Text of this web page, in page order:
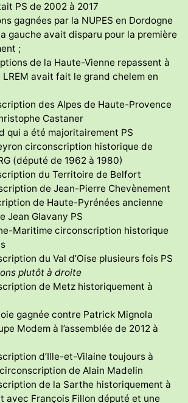
PS de 2002 à 2017
gagnées par la NUPES en Dordogne
gauche avait disparu pour la première
;
de la Haute-Vienne repassent à
avait fait le grand chelem en
des Alpes de Haute-Provence
Castaner
qui a été majoritairement PS
circonscription historique de
(député de 1962 à 1980)
du Territoire de Belfort
de Jean-Pierre Chevènement
de Haute-Pyrénées ancienne
Jean Glavany PS
Maritime circonscription historique
du Val d’Oise plusieurs fois PS
plutôt à droite
de Metz historiquement à
gagnée contre Patrick Mignola
Modem à l’assemblée de 2012 à
d’Ille-et-Vilaine toujours à
de Alain Madelin
de la Sarthe historiquement à
avec François Fillon député et une